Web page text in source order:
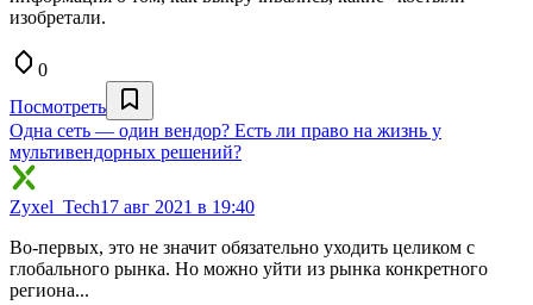
изобретали.
0
Посмотреть
Одна сеть — один вендор? Есть ли право на жизнь у
мультивендорных решений?
Zyxel_Tech17 авг 2021 в 19:40
Во-первых, это не значит обязательно уходить целиком с
глобального рынка. Но можно уйти из рынка конкретного
региона...